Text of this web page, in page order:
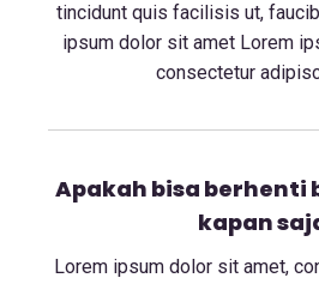
tincidunt quis facilisis ut,
ipsum dolor sit amet Lorem
consectetur
Apakah bisa berhenti
kapan
Lorem ipsum dolor sit amet,